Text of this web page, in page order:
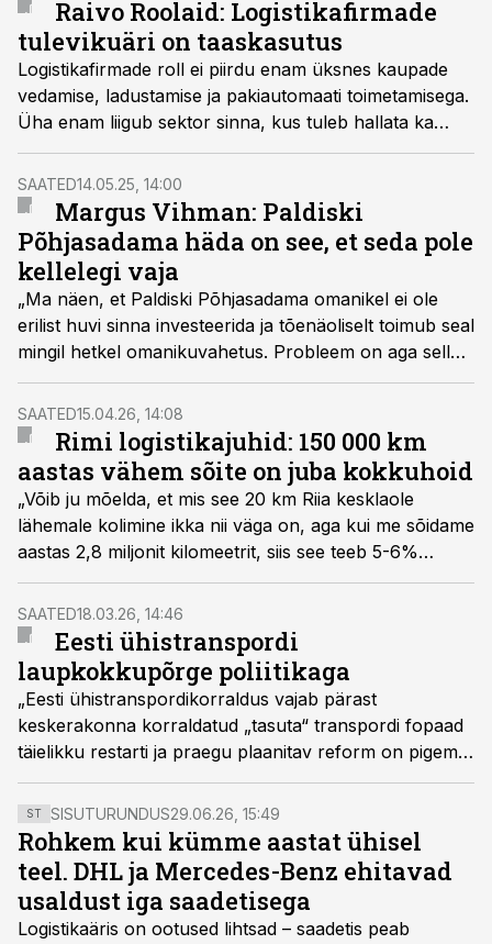
Raivo Roolaid: Logistikafirmade
tulevikuäri on taaskasutus
Logistikafirmade roll ei piirdu enam üksnes kaupade
vedamise, ladustamise ja pakiautomaati toimetamisega.
Üha enam liigub sektor sinna, kus tuleb hallata ka
toodete tagastusi, parandamist, uuesti kasutusse
suunamist ja lõpuks ka vastutustundlikku utiliseerimist.
Ehk logistikafirmad muutuvad omamoodi
taaskasutuskeskusteks, leiab SmartPosti laologistika
direktor Raivo Roolaid.
SAATED14.05.25, 14:00
Margus Vihman: Paldiski
Põhjasadama häda on see, et seda pole
kellelegi vaja
„Ma näen, et Paldiski Põhjasadama omanikel ei ole
erilist huvi sinna investeerida ja tõenäoliselt toimub seal
mingil hetkel omanikuvahetus. Probleem on aga selles,
et kellelegi pole seda sadamat vaja. Ka meile mitte,“
tunnistas Paldiski Lõunasadama omanikfirma AS
Tallinna Sadam juhatuse liige ja kommertsjuht Margus
Vihman.
SAATED15.04.26, 14:08
Rimi logistikajuhid: 150 000 km
aastas vähem sõite on juba kokkuhoid
„Võib ju mõelda, et mis see 20 km Riia kesklaole
lähemale kolimine ikka nii väga on, aga kui me sõidame
aastas 2,8 miljonit kilomeetrit, siis see teeb 5-6%
vähem kilomeetreid,“ nentis Rimi Eesti tarneahelajuht
Taavi Kivisalu saates „Logistikauudised eetris“.
SAATED18.03.26, 14:46
Eesti ühistranspordi
laupkokkupõrge poliitikaga
„Eesti ühistranspordikorraldus vajab pärast
keskerakonna korraldatud „tasuta“ transpordi fopaad
täielikku restarti ja praegu plaanitav reform on pigem
süsteemiuuendus, mis ei muuda mitte midagi seni, kuni
ühistranspordi üle otsustamine on poliitikute kätes.“
Selline oli läinud nädalal toimunud konverentsi
„Transport ja liikuvus 2026“ lühikokkuvõte ja sama
tõdeti ka värskes „Logistikauudised eetris“
raadiosaates.
ST SISUTURUNDUS29.06.26, 15:49
Rohkem kui kümme aastat ühisel
teel. DHL ja Mercedes-Benz ehitavad
usaldust iga saadetisega
Logistikaäris on ootused lihtsad – saadetis peab